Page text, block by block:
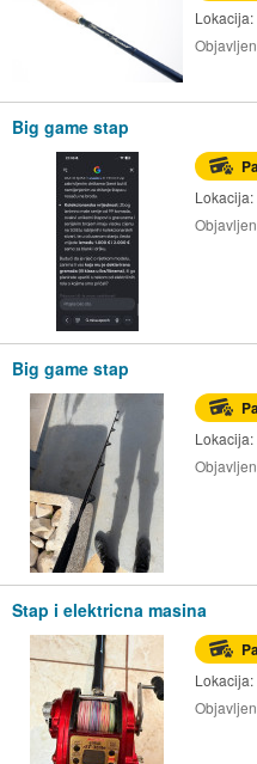
Lokacija:
Big game stap
Lokacija:
Big game stap
Lokacija:
Stap i elektricna masina
Lokacija: